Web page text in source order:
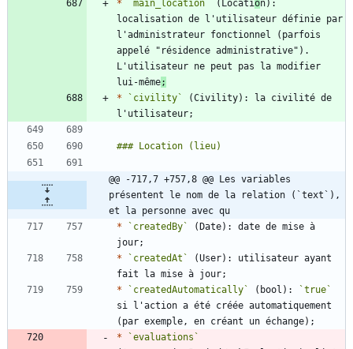
* `main_location` (Location):
localisation de l'utilisateur définie par
l'administrateur fonctionnel (parfois
appelé "résidence administrative").
L'utilisateur ne peut pas la modifier
lui-même;
*
`civility`
(Civility): la civilité de
@@ -717,7 +757,8 @@ Les variables
présentent le nom de la relation (`text`),
et la personne avec qu
*
`createdBy`
(Date): date de mise à
*
`createdAt`
(User): utilisateur ayant
*
`createdAutomatically` (bool):
`true`
si l'action a été créée automatiquement
*
`evaluations`